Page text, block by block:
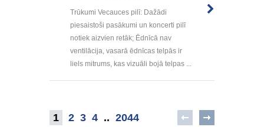
Trūkumi Vecauces pilī: Dažādi
piesaistoši pasākumi un koncerti pilī
notiek aizvien retāk; Ēdnīcā nav
ventilācija, vasarā ēdnīcas telpās ir
liels mitrums, kas vizuāli bojā telpas ...
1 2 3 4 .. 2044